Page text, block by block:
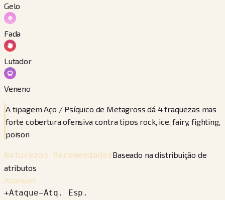
Gelo
Fada
Lutador
Veneno
A tipagem Aço / Psíquico de Metagross dá 4 fraquezas mas
forte cobertura ofensiva contra tipos rock, ice, fairy, fighting,
poison
Naturezas RecomendadasBaseado na distribuição de
atributos
Adamant
+Ataque−Atq. Esp.